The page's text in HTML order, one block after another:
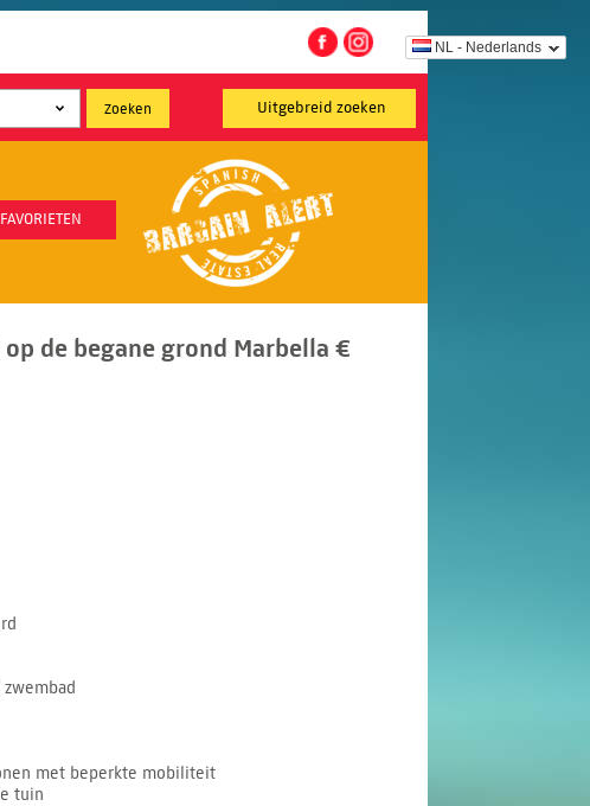
NL - Nederlands
Uitgebreid zoeken
de begane grond Marbella €
met beperkte mobiliteit
tuin